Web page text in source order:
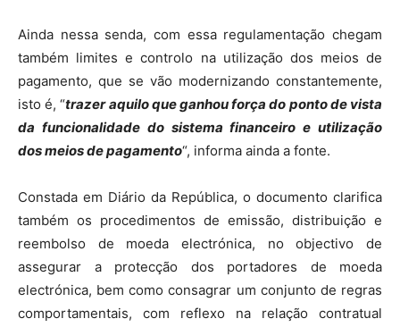
Ainda nessa senda, com essa regulamentação chegam
também limites e controlo na utilização dos meios de
pagamento, que se vão modernizando constantemente,
isto é, “trazer aquilo que ganhou força do ponto de vista
da funcionalidade do sistema financeiro e utilização
dos meios de pagamento“, informa ainda a fonte.
Constada em Diário da República, o documento clarifica
também os procedimentos de emissão, distribuição e
reembolso de moeda electrónica, no objectivo de
assegurar a protecção dos portadores de moeda
electrónica, bem como consagrar um conjunto de regras
comportamentais, com reflexo na relação contratual